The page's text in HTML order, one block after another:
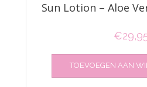
Sun Lotion – Aloe
€
TOEVOEGEN AAN